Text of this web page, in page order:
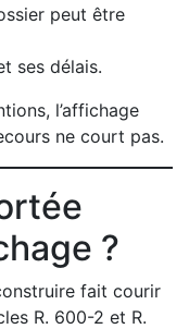
peut être
ses délais.
l’affichage
ne court pas.
?
fait courir
R. 600-2 et R.